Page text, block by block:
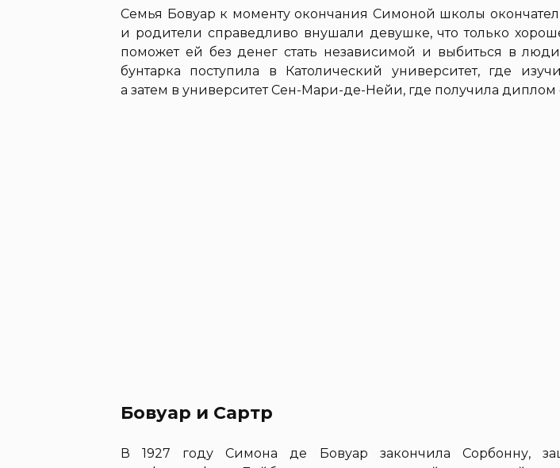
Семья Бовуар к моменту окончания Симоной школы
и родители справедливо внушали девушке, что только
поможет ей без денег стать независимой и выбиться в
бунтарка поступила в Католический университет, где
а затем в университет Сен-Мари-де-Нейи, где получила диплом
Бовуар и Сартр
В 1927 году Симона де Бовуар закончила Сорбонну,